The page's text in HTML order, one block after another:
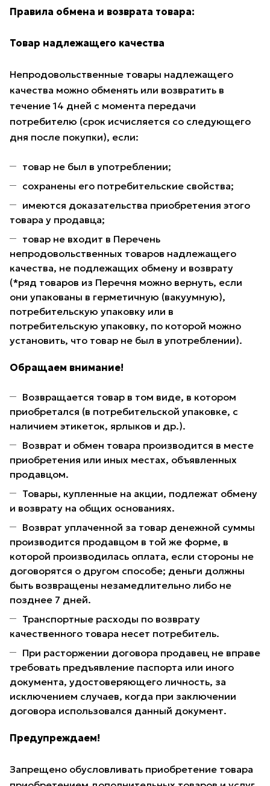
Правила обмена и возврата товара:
Товар надлежащего качества
Непродовольственные товары надлежащего
качества можно обменять или возвратить в
течение 14 дней с момента передачи
потребителю (срок исчисляется со следующего
дня после покупки), если:
товар не был в употреблении;
сохранены его потребительские свойства;
имеются доказательства приобретения этого
товара у продавца;
товар не входит в Перечень
непродовольственных товаров надлежащего
качества, не подлежащих обмену и возврату
(*ряд товаров из Перечня можно вернуть, если
они упакованы в герметичную (вакуумную),
потребительскую упаковку или в
потребительскую упаковку, по которой можно
установить, что товар не был в употреблении).
Обращаем внимание!
Возвращается товар в том виде, в котором
приобретался (в потребительской упаковке, с
наличием этикеток, ярлыков и др.).
Возврат и обмен товара производится в месте
приобретения или иных местах, объявленных
продавцом.
Товары, купленные на акции, подлежат обмену
и возврату на общих основаниях.
Возврат уплаченной за товар денежной суммы
производится продавцом в той же форме, в
которой производилась оплата, если стороны не
договорятся о другом способе; деньги должны
быть возвращены незамедлительно либо не
позднее 7 дней.
Транспортные расходы по возврату
качественного товара несет потребитель.
При расторжении договора продавец не вправе
требовать предъявление паспорта или иного
документа, удостоверяющего личность, за
исключением случаев, когда при заключении
договора использовался данный документ.
Предупреждаем!
Запрещено обусловливать приобретение товара